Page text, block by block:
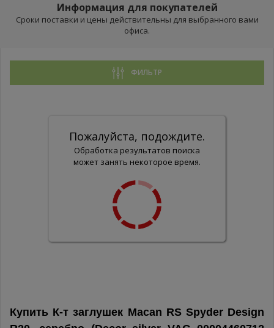
Информация для покупателей
Сроки поставки и цены действительны для выбранного вами
офиса.
ФИЛЬТР
Пожалуйста, подождите.
Обработка результатов поиска
может занять некоторое время.
Купить К-т заглушек Macan RS Spyder Design